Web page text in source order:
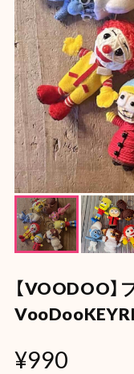
【VOODOO
¥990